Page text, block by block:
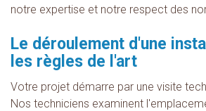
notre expertise et notre respect des
Le déroulement d'une
les règles de l'art
Votre projet démarre par une visite
Nos techniciens examinent